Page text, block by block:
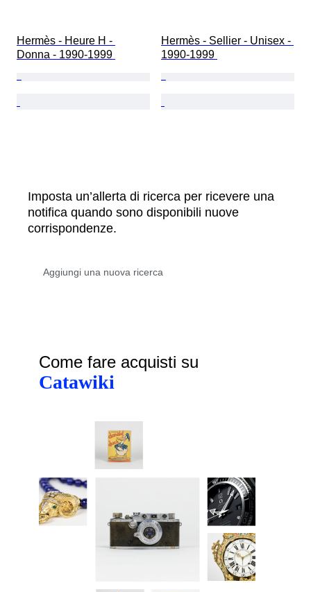
Hermès - Heure H -
Donna - 1990-1999
Hermès - Sellier - Unisex -
1990-1999
Imposta un’allerta di ricerca per ricevere una
notifica quando sono disponibili nuove
corrispondenze.
Come fare acquisti su
Catawiki